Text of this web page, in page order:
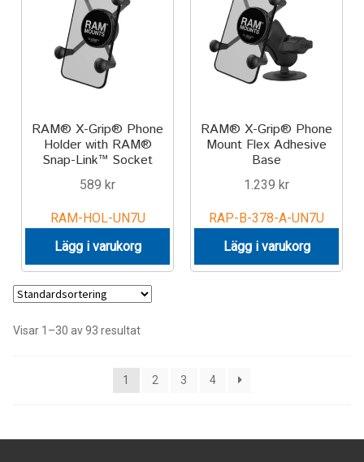
RAM® X-Grip® Phone
Holder with RAM®
Snap-Link™ Socket
589 kr
RAM-HOL-UN7U
Lägg i varukorg
RAM® X-Grip® Phone
Mount Flex Adhesive
Base
1.239 kr
RAP-B-378-A-UN7U
Lägg i varukorg
Visar 1–30 av 93 resultat
1 2 3 4